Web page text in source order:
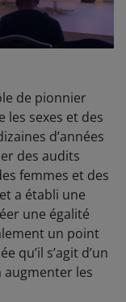
de pionnier
les sexes et des
d’années
des audits
femmes et des
a établi une
une égalité
un point
qu’il s’agit d’un
les